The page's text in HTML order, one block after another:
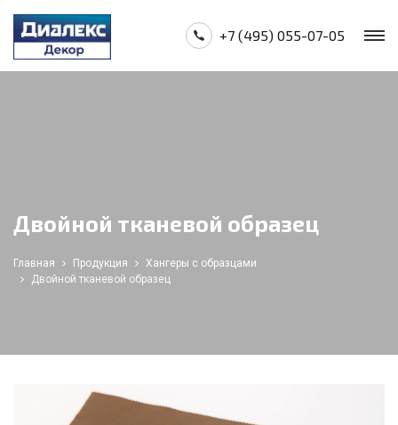
+7 (495) 055-07-05
Двойной тканевой образец
Главная Продукция
Хангеры с образцами
Двойной тканевой образец